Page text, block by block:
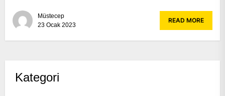
Müstecep
23 Ocak 2023
READ MORE
Kategori